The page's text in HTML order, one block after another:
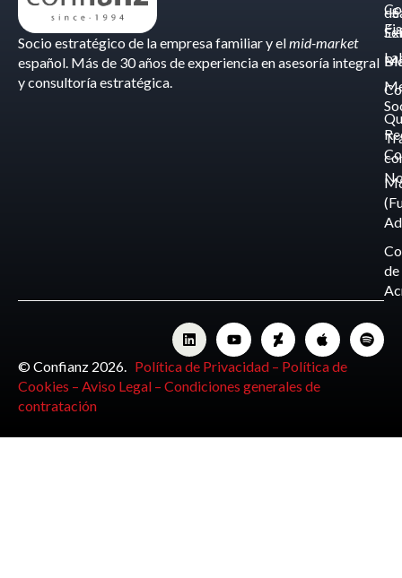
Socio estratégico de la empresa familiar y elmid-market
español. Más de 30 años de experiencia en asesoría integral
y consultoría estratégica.
de
de
-
© Confianz 2026. Política de Privacidad – Política de
Cookies – Aviso Legal – Condiciones generales de
contratación